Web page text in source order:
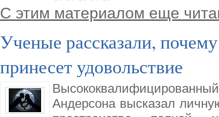
С этим материалом еще
Ученые рассказали,
принесет удовольствие
Андерсона высказал